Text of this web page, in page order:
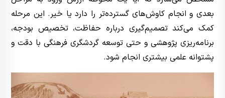
بعدی و انجام کاوش‌های گسترده‌تر را دارد یا خیر. این مرحله
کمک می‌کند تصمیم‌گیری درباره حفاظت، تخصیص بودجه،
برنامه‌ریزی پژوهشی و حتی توسعه گردشگری فرهنگی با دقت و
پشتوانه علمی بیشتری انجام شود.